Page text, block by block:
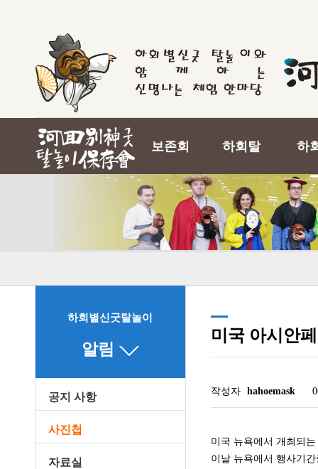
보존회 하회탈 하
하회별신굿탈놀이
알림
공지 사항
사진첩
자료실
미국 아시안
작성자 hahoemask
미국 뉴욕에서 개최되
이날 뉴욕에서 행사기